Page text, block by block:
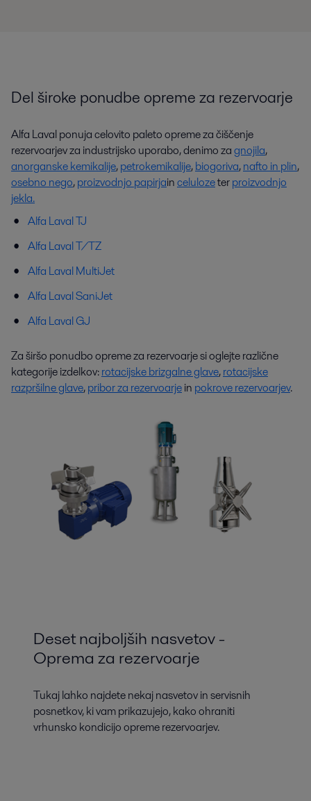
Del široke ponudbe opreme za rezervoarje
Alfa Laval ponuja celovito paleto opreme za čiščenje
rezervoarjev za industrijsko uporabo, denimo zagnojila,
anorganske kemikalije,petrokemikalije,biogoriva,nafto in plin,
osebno nego,proizvodnjo papirjaincelulozeterproizvodnjo
jekla.
Alfa Laval TJ
Alfa Laval T/TZ
Alfa Laval MultiJet
Alfa Laval SaniJet
Alfa Laval GJ
Za širšo ponudbo opreme za rezervoarje si oglejte različne
kategorije izdelkov:rotacijske brizgalne glave,rotacijske
razpršilne glave,pribor za rezervoarjein pokrove rezervoarjev.
Deset najboljših nasvetov -
Oprema za rezervoarje
Tukaj lahko najdete nekaj nasvetov in servisnih
posnetkov, ki vam prikazujejo, kako ohraniti
vrhunsko kondicijo opreme rezervoarjev.